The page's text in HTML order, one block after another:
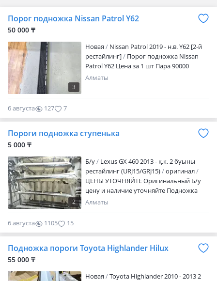
Порог подножка Nissan Patrol Y62
50 000 ₸
3
Новая
Nissan Patrol 2019 - н.в. Y62 [2-й
рестайлинг]
Порог подножка Nissan
Patrol Y62 Цена за 1 шт Пара 90000
Алматы
6 августа 127 7
Пороги подножка ступенька
5 000 ₸
2
Б/y
Lexus GX 460 2013 - қ.к. 2 буыны
рестайлинг (URJ15/GRJ15)
оригинал
ЦЕНЫ УТОЧНЯЙТЕ Оригинальный Б/у
цену и наличие уточняйте Подножка
пороги накладки на пороги
Алматы
6 августа 1105 15
Подножка пороги Toyota Highlander Hilux
55 000 ₸
Новая
Toyota Highlander 2010 - 2013 2